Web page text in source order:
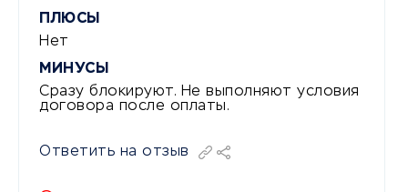
ПЛЮСЫ
Нет
МИНУСЫ
Сразу блокируют. Не выполняют условия
договора после оплаты.
Ответить на отзыв